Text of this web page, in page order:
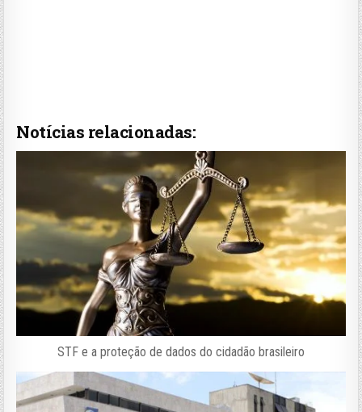
Notícias relacionadas:
STF e a proteção de dados do cidadão brasileiro